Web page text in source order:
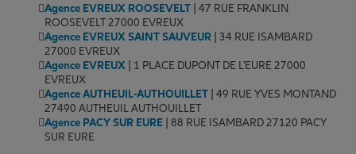
Agence EVREUX ROOSEVELT | 47 RUE FRANKLIN
ROOSEVELT 27000 EVREUX
Agence EVREUX SAINT SAUVEUR | 34 RUE ISAMBARD
27000 EVREUX
Agence EVREUX | 1 PLACE DUPONT DE L'EURE 27000
EVREUX
Agence AUTHEUIL-AUTHOUILLET | 49 RUE YVES MONTAND
27490 AUTHEUIL AUTHOUILLET
Agence PACY SUR EURE | 88 RUE ISAMBARD 27120 PACY
SUR EURE